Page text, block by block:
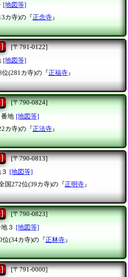
[地図等]
カ寺)の『正念寺 』
[〒791-0122]
[地図等]
位(281カ寺)の『正福寺』
[〒790-0824]
地 [地図等]
カ寺)の『正法寺 』
[〒790-0813]
[地図等]
国272位(39カ寺)の『正明寺 』
[〒790-0823]
３ [地図等]
位(34カ寺)の『正林寺』
[〒791-0000]